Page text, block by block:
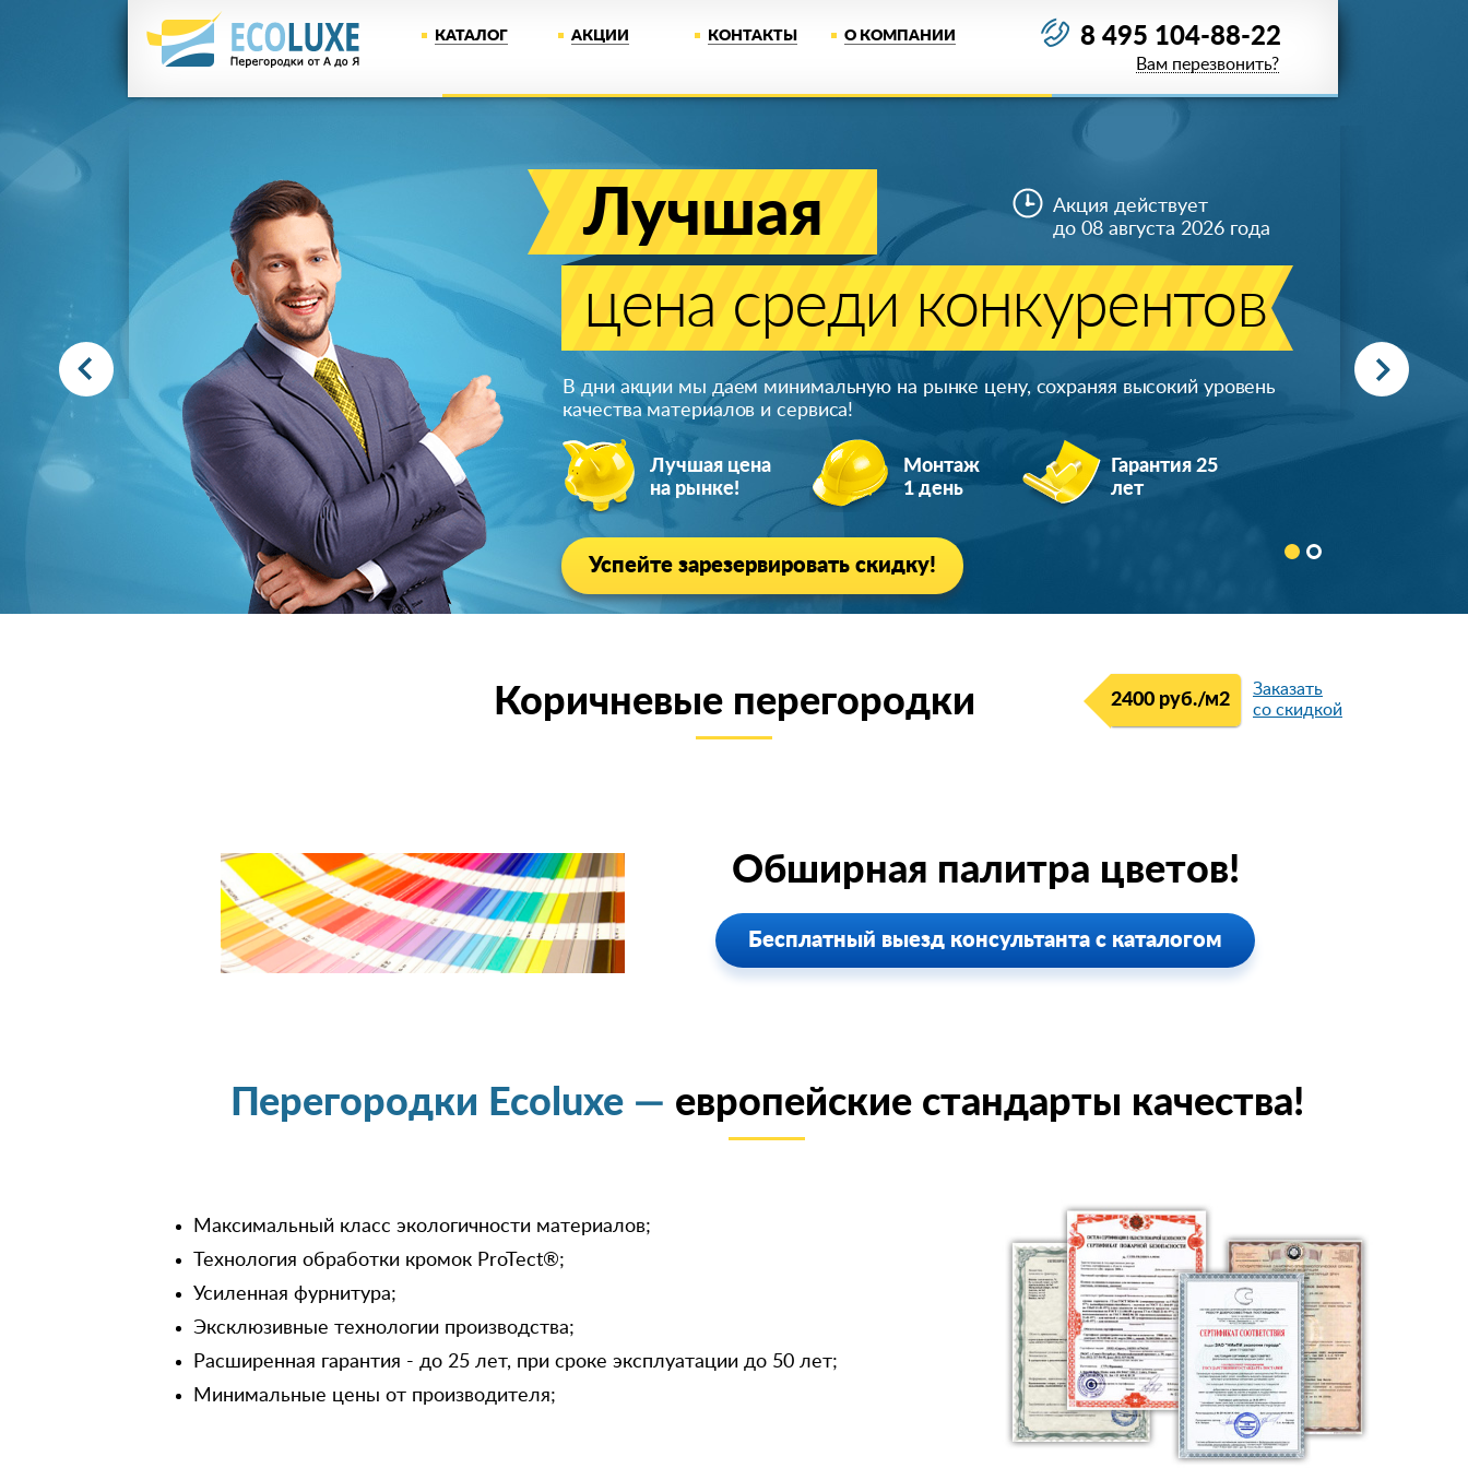
КАТАЛОГ АКЦИИ КОНТАКТЫ О КОМПАНИИ 8 495 104-88-22
Вам перезвонить?
Лучшая
цена среди конкурентов
Акция действует
до 08 августа 2026 года
В дни акции мы даем минимальную на рынке цену, сохраняя высокий уровень
качества материалов и сервиса!
Лучшая цена
на рынке!
Монтаж
1 день
Гарантия 25
лет
Успейте зарезервировать скидку!
2400 руб./м2
Заказать
со скидкой
Коричневые перегородки
Обширная палитра цветов!
Бесплатный выезд консультанта с каталогом
Перегородки Ecoluxe — европейские стандарты качества!
Максимальный класс экологичности материалов;
Технология обработки кромок ProTect®;
Усиленная фурнитура;
Эксклюзивные технологии производства;
Расширенная гарантия - до 25 лет, при сроке эксплуатации до 50 лет;
Минимальные цены от производителя;